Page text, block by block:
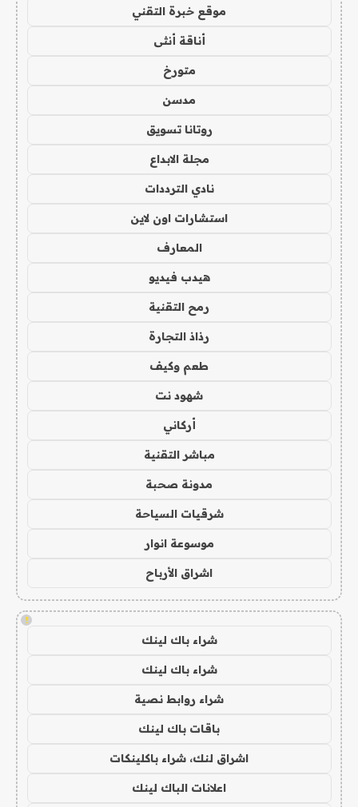
موقع خبرة التقني
أناقة أنثى
متورخ
مدسن
روتانا تسويق
مجلة الابداع
نادي الترددات
استشارات اون لاين
المعارف
هيدب فيديو
رمح التقنية
رذاذ التجارة
طعم وكيف
شهود نت
أركاني
مباشر التقنية
مدونة صحبة
شرقيات السياحة
موسوعة انوار
اشراق الأرباح
!
شراء باك لينك
شراء باك لينك
شراء روابط نصية
باقات باك لينك
اشراق لنك، شراء باكلينكات
اعلانات الباك لينك